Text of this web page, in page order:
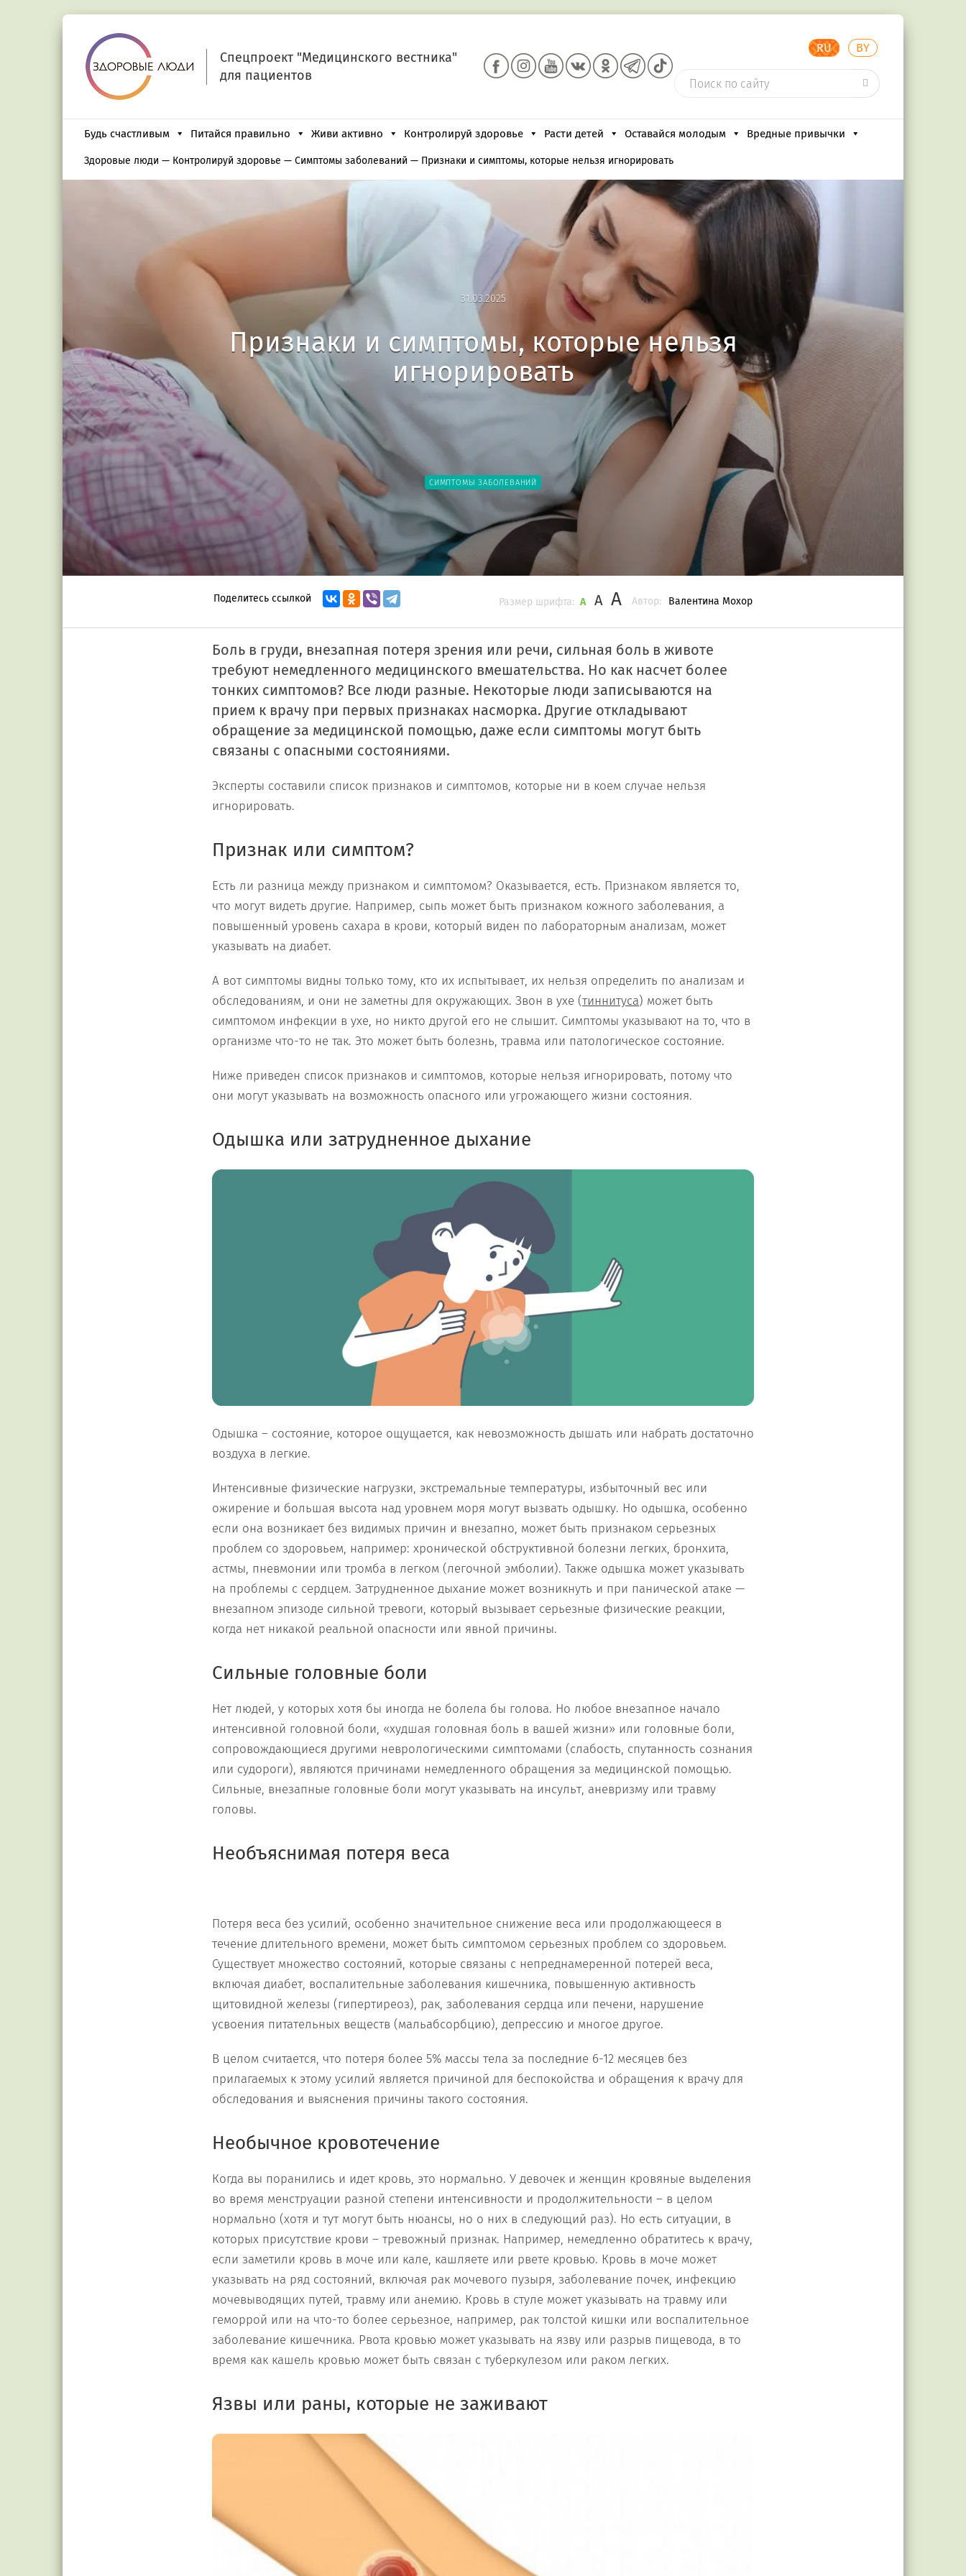
Спецпроект "Медицинского вестника"
для пациентов
RU BY
Будь счастливым Питайся правильно Живи активно Контролируй здоровье Расти детей Оставайся молодым Вредные привычки
Здоровые люди — Контролируй здоровье — Симптомы заболеваний — Признаки и симптомы, которые нельзя игнорировать
31.03.2025
31.03.2025
Признаки и симптомы, которые нельзя
игнорировать
СИМПТОМЫ ЗАБОЛЕВАНИЙ
Поделитесь ссылкой Автор: Валентина Мохор
Размер шрифта: A A A
Боль в груди, внезапная потеря зрения или речи, сильная боль в животе
требуют немедленного медицинского вмешательства. Но как насчет более
тонких симптомов? Все люди разные. Некоторые люди записываются на
прием к врачу при первых признаках насморка. Другие откладывают
обращение за медицинской помощью, даже если симптомы могут быть
связаны с опасными состояниями.
Эксперты составили список признаков и симптомов, которые ни в коем случае нельзя
игнорировать.
Признак или симптом?
Есть ли разница между признаком и симптомом? Оказывается, есть. Признаком является то,
что могут видеть другие. Например, сыпь может быть признаком кожного заболевания, а
повышенный уровень сахара в крови, который виден по лабораторным анализам, может
указывать на диабет.
А вот симптомы видны только тому, кто их испытывает, их нельзя определить по анализам и
обследованиям, и они не заметны для окружающих. Звон в ухе (тиннитуса) может быть
симптомом инфекции в ухе, но никто другой его не слышит. Симптомы указывают на то, что в
организме что-то не так. Это может быть болезнь, травма или патологическое состояние.
Ниже приведен список признаков и симптомов, которые нельзя игнорировать, потому что
они могут указывать на возможность опасного или угрожающего жизни состояния.
Одышка или затрудненное дыхание
Одышка – состояние, которое ощущается, как невозможность дышать или набрать достаточно
воздуха в легкие.
Интенсивные физические нагрузки, экстремальные температуры, избыточный вес или
ожирение и большая высота над уровнем моря могут вызвать одышку. Но одышка, особенно
если она возникает без видимых причин и внезапно, может быть признаком серьезных
проблем со здоровьем, например: хронической обструктивной болезни легких, бронхита,
астмы, пневмонии или тромба в легком (легочной эмболии). Также одышка может указывать
на проблемы с сердцем. Затрудненное дыхание может возникнуть и при панической атаке —
внезапном эпизоде ​​сильной тревоги, который вызывает серьезные физические реакции,
когда нет никакой реальной опасности или явной причины.
Сильные головные боли
Нет людей, у которых хотя бы иногда не болела бы голова. Но любое внезапное начало
интенсивной головной боли, «худшая головная боль в вашей жизни» или головные боли,
сопровождающиеся другими неврологическими симптомами (слабость, спутанность сознания
или судороги), являются причинами немедленного обращения за медицинской помощью.
Сильные, внезапные головные боли могут указывать на инсульт, аневризму или травму
головы.
Необъяснимая потеря веса
Потеря веса без усилий, особенно значительное снижение веса или продолжающееся в
течение длительного времени, может быть симптомом серьезных проблем со здоровьем.
Существует множество состояний, которые связаны с непреднамеренной потерей веса,
включая диабет, воспалительные заболевания кишечника, повышенную активность
щитовидной железы (гипертиреоз), рак, заболевания сердца или печени, нарушение
усвоения питательных веществ (мальабсорбцию), депрессию и многое другое.
В целом считается, что потеря более 5% массы тела за последние 6-12 месяцев без
прилагаемых к этому усилий является причиной для беспокойства и обращения к врачу для
обследования и выяснения причины такого состояния.
Необычное кровотечение
Когда вы поранились и идет кровь, это нормально. У девочек и женщин кровяные выделения
во время менструации разной степени интенсивности и продолжительности – в целом
нормально (хотя и тут могут быть нюансы, но о них в следующий раз). Но есть ситуации, в
которых присутствие крови – тревожный признак. Например, немедленно обратитесь к врачу,
если заметили кровь в моче или кале, кашляете или рвете кровью. Кровь в моче может
указывать на ряд состояний, включая рак мочевого пузыря, заболевание почек, инфекцию
мочевыводящих путей, травму или анемию. Кровь в стуле может указывать на травму или
геморрой или на что-то более серьезное, например, рак толстой кишки или воспалительное
заболевание кишечника. Рвота кровью может указывать на язву или разрыв пищевода, в то
время как кашель кровью может быть связан с туберкулезом или раком легких.
Язвы или раны, которые не заживают